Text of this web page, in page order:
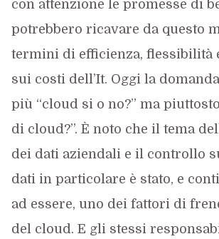
con attenzione le promesse di
potrebbero ricavare da questo
termini di efficienza, flessibilità
sui costi dell’It. Oggi la
più “cloud si o no?” ma
di cloud?”. È noto che il tema
dei dati aziendali e il controllo
dati in particolare è stato, e
ad essere, uno dei fattori di
del cloud. E gli stessi